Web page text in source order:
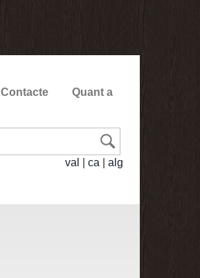
Contacte Quant a
val ca alg